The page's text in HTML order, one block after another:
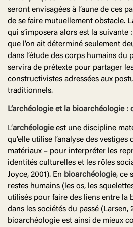
seront envisagées à l’aune de ces
de se faire mutuellement obstacle.
qui s’imposera alors est la
que l’on ait déterminé seulement
dans l’étude des corps humains du
servira de prétexte pour partager
constructivistes adressées aux
traditionnels.
L’archéologie et la bioarchéologie :
L’archéologieest une discipline
qu’elle utilise l’analyse des vestiges
matériaux – pour interpréter les
identités culturelles et les rôles
Joyce, 2001). En bioarchéologie, ce
restes humains (les os, les
utilisés pour faire des liens entre la
dans les sociétés du passé (Larsen,
bioarchéologie est ainsi de mieux